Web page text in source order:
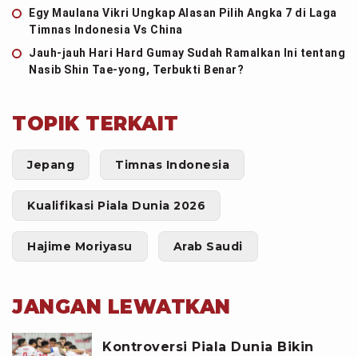
Egy Maulana Vikri Ungkap Alasan Pilih Angka 7 di Laga
Timnas Indonesia Vs China
Jauh-jauh Hari Hard Gumay Sudah Ramalkan Ini tentang
Nasib Shin Tae-yong, Terbukti Benar?
TOPIK TERKAIT
Jepang Timnas Indonesia
Kualifikasi Piala Dunia 2026
Hajime Moriyasu Arab Saudi
JANGAN LEWATKAN
Kontroversi Piala Dunia Bikin